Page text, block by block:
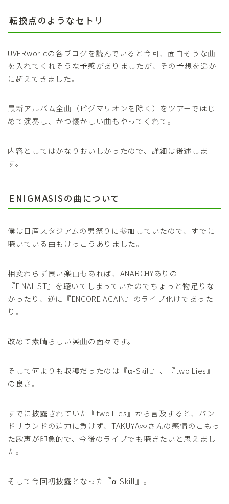
転換点のようなセトリ
UVERworldの各ブログを読んでいると今回、面白そうな曲
を入れてくれそうな予感がありましたが、その予想を遥か
に超えてきました。
最新アルバム全曲（ピグマリオンを除く）をツアーではじ
めて演奏し、かつ懐かしい曲もやってくれて。
内容としてはかなりおいしかったので、詳細は後述しま
す。
ENIGMASISの曲について
僕は日産スタジアムの男祭りに参加していたので、すでに
聴いている曲もけっこうありました。
相変わらず良い楽曲もあれば、ANARCHYありの
『FINALIST』を聴いてしまっていたのでちょっと物足りな
かったり、逆に『ENCORE AGAIN』のライブ化けであった
り。
改めて素晴らしい楽曲の面々です。
そして何よりも収穫だったのは『α-Skill』、『two Lies』
の良さ。
すでに披露されていた『two Lies』から言及すると、バン
ドサウンドの迫力に負けず、TAKUYA∞さんの感情のこもっ
た歌声が印象的で、今後のライブでも聴きたいと思えまし
た。
そして今回初披露となった『α-Skill』。